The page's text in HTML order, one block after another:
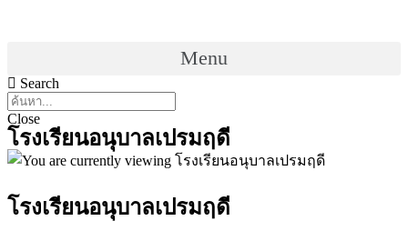
Menu
Search
Close
โรงเรียนอนุบาลเปรมฤดี
โรงเรียนอนุบาลเปรมฤดี